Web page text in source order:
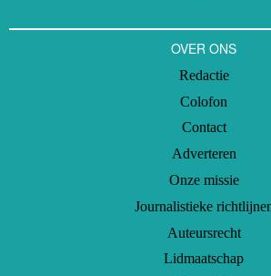
OVER ONS
Redactie
Colofon
Contact
Adverteren
Onze missie
Journalistieke
Auteursrecht
Lidmaatschap